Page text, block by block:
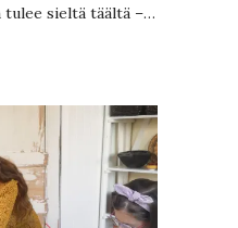
sieltä täältä –…